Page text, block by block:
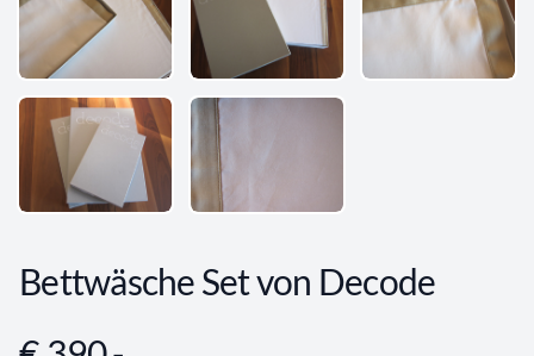
Bettwäsche Set von Decode
Angebotsinformationen